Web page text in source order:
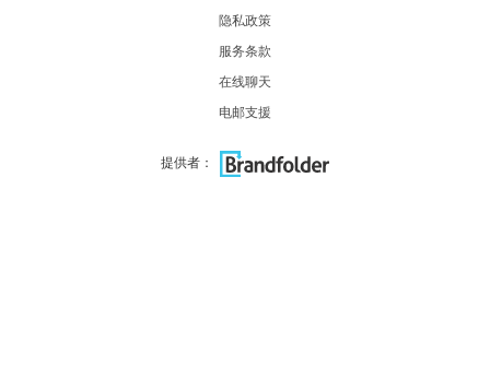
隐私政策
服务条款
在线聊天
电邮支援
提供者：